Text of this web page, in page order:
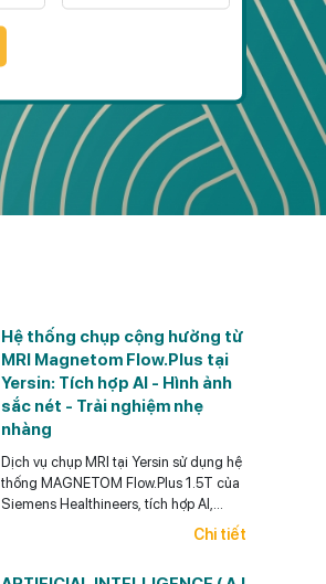
Hệ thống chụp cộng hưởng từ
MRI Magnetom Flow.Plus tại
Yersin: Tích hợp AI - Hình ảnh
sắc nét - Trải nghiệm nhẹ
nhàng
Dịch vụ chụp MRI tại Yersin sử dụng hệ
thống MAGNETOM Flow.Plus 1.5T của
Siemens Healthineers, tích hợp AI,
công nghệ Deep Resolve, khử tiếng ồn
Chi tiết